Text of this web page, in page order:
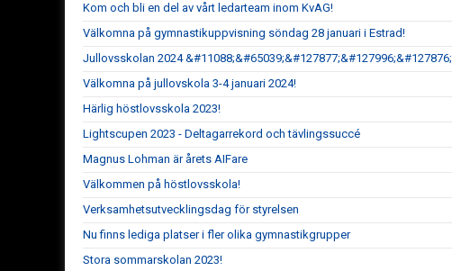
Kom och bli en del av vårt ledarteam inom KvAG!
Välkomna på gymnastikuppvisning söndag 28 januari i Estrad!
Jullovsskolan 2024 &#11088;&#65039;&#127877;&#127996;&#127876;
Välkomna på jullovskola 3-4 januari 2024!
Härlig höstlovsskola 2023!
Lightscupen 2023 - Deltagarrekord och tävlingssuccé
Magnus Lohman är årets AIFare
Välkommen på höstlovsskola!
Verksamhetsutvecklingsdag för styrelsen
Nu finns lediga platser i fler olika gymnastikgrupper
Stora sommarskolan 2023!